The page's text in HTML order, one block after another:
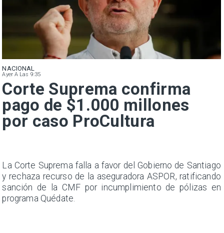
NACIONAL
Ayer A Las 9:35
Corte Suprema confirma
pago de $1.000 millones
por caso ProCultura
La Corte Suprema falla a favor del Gobierno de Santiago
y rechaza recurso de la aseguradora ASPOR, ratificando
sanción de la CMF por incumplimiento de pólizas en
programa Quédate.